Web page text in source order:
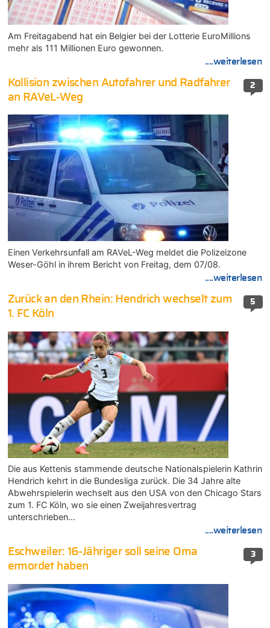
Am Freitagabend hat ein Belgier bei der Lotterie EuroMillions
mehr als 111 Millionen Euro gewonnen.
....weiterlesen
2
Kollision zwischen Autofahrer und Radfahrer
an RAVeL-Weg
Einen Verkehrsunfall am RAVeL-Weg meldet die Polizeizone
Weser-Göhl in ihrem Bericht von Freitag, dem 07/08.
....weiterlesen
5
Zurück an den Rhein: Hendrich wechselt zum
1. FC Köln
Die aus Kettenis stammende deutsche Nationalspielerin Kathrin
Hendrich kehrt in die Bundesliga zurück. Die 34 Jahre alte
Abwehrspielerin wechselt aus den USA von den Chicago Stars
zum 1. FC Köln, wo sie einen Zweijahresvertrag
unterschrieben…
....weiterlesen
3
Eschweiler: 16-Jähriger soll seine Oma
ermordet haben